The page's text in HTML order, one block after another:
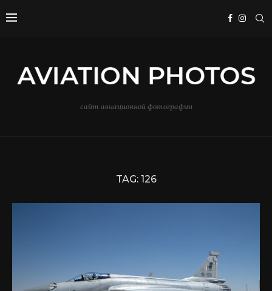
сайт авиационной фотографии
TAG: 126